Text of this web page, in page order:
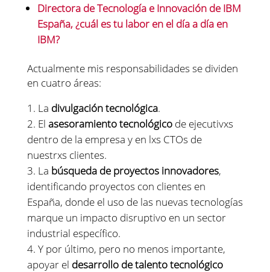
Directora de Tecnología e Innovación de IBM
España, ¿cuál es tu labor en el día a día en
IBM?
Actualmente mis responsabilidades se dividen
en cuatro áreas:
La divulgación tecnológica.
El asesoramiento tecnológico de ejecutivxs
dentro de la empresa y en lxs CTOs de
nuestrxs clientes.
La búsqueda de proyectos innovadores,
identificando proyectos con clientes en
España, donde el uso de las nuevas tecnologías
marque un impacto disruptivo en un sector
industrial específico.
Y por último, pero no menos importante,
apoyar el desarrollo de talento tecnológico